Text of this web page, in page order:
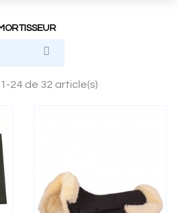

24 de 32 article(s)